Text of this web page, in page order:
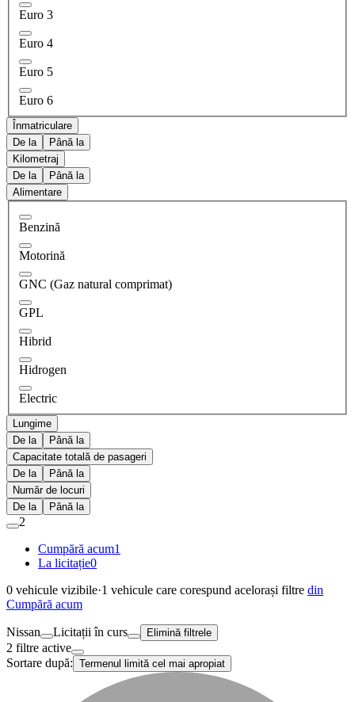
Euro 3
Euro 4
Euro 5
Euro 6
Înmatriculare
De la
Până la
Kilometraj
De la
Până la
Alimentare
Benzină
Motorină
GNC (Gaz natural comprimat)
GPL
Hibrid
Hidrogen
Electric
Lungime
De la
Până la
Capacitate totală de pasageri
De la
Până la
Număr de locuri
De la
Până la
2
Cumpără acum1
La licitație0
0 vehicule vizibile·1 vehicule care corespund acelorași filtre din
Cumpără acum
Nissan Licitații în curs Elimină filtrele
2 filtre active
Sortare după: Termenul limită cel mai apropiat